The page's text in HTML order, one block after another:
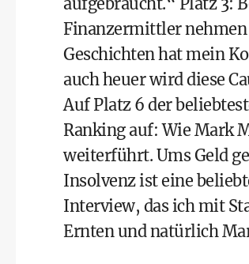
Finanzermittler nehmen
Geschichten hat mein
auch heuer wird diese
Auf Platz 6 der
Ranking auf: Wie Mark
weiterführt. Ums Geld
Insolvenz ist eine
Interview, das ich mit
Ernten und natürlich